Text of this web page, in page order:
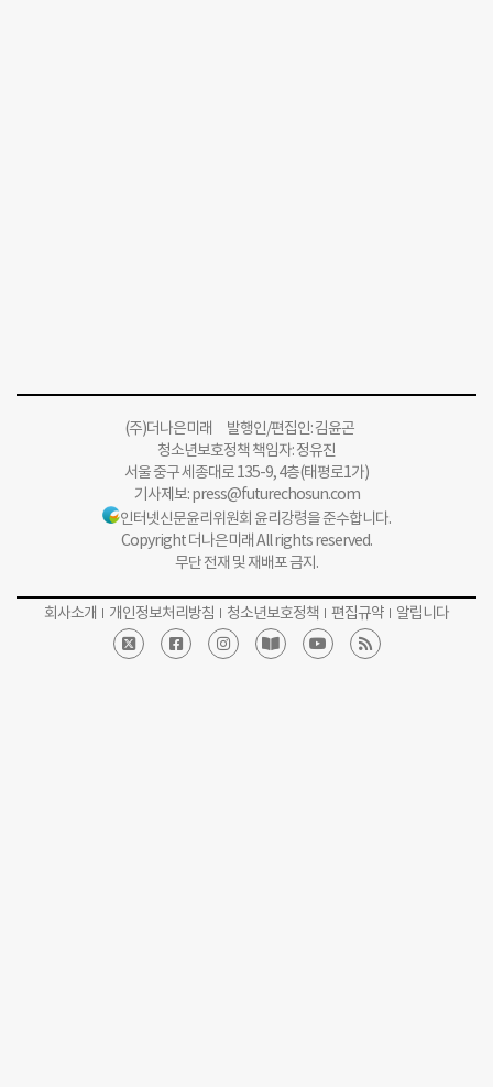
(주)더나은미래 발행인/편집인: 김윤곤
청소년보호정책 책임자: 정유진
서울 중구 세종대로 135-9, 4층(태평로1가)
기사제보:press@futurechosun.com
인터넷신문윤리위원회 윤리강령을 준수합니다.
Copyright 더나은미래 All rights reserved.
무단 전재 및 재배포 금지.
회사소개 개인정보처리방침 청소년보호정책 편집규약 알립니다